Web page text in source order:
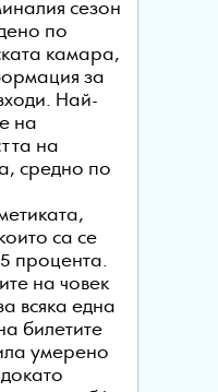
сезон
по
камара,
за
Най-
на
на
средно по
са се
процента.
на човек
всяка една
билетите
умерено